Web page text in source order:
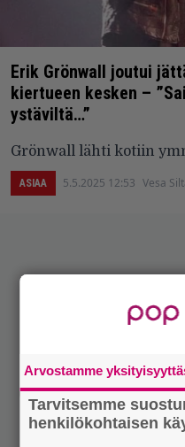
Erik Grönwall joutui
kiertueen kesken –
ystäviltä…”
Grönwall lähti kotiin
ASIAA 5.5.2025 12:53 Vesa
Arvostamme
Tarvitsemme
henkilökohtaisen